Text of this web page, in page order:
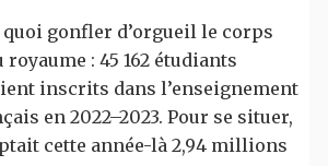
gonfler d’orgueil le corps
: 45 162 étudiants
inscrits dans l’enseignement
en 2022–2023. Pour se situer,
cette année-là 2,94 millions